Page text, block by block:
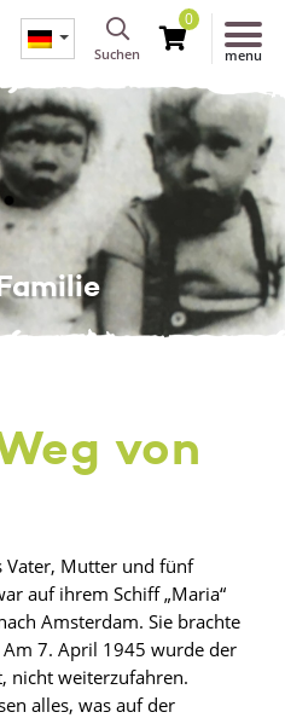
Suchen
0
menu
von
Vater, Mutter und fünf
auf ihrem Schiff „Maria“
Amsterdam. Sie brachte
7. April 1945 wurde der
nicht weiterzufahren.
alles, was auf der